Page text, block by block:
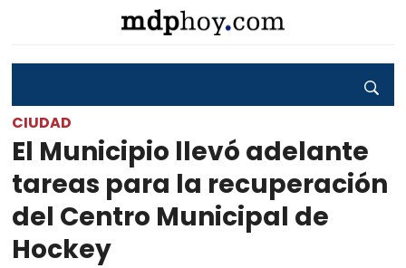
CIUDAD
El Municipio llevó adelante
tareas para la recuperación
del Centro Municipal de
Hockey